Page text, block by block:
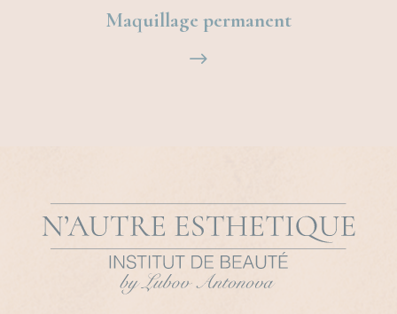
Maquillage permanent
$